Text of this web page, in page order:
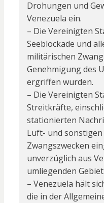
Drohungen und
Venezuela ein.
– Die Vereinigten
Seeblockade und
militärischen
Genehmigung des
ergriffen wurden.
– Die Vereinigten
Streitkräfte,
stationierten
Luft- und
Zwangszwecken
unverzüglich aus
umliegenden
– Venezuela hält
die in der